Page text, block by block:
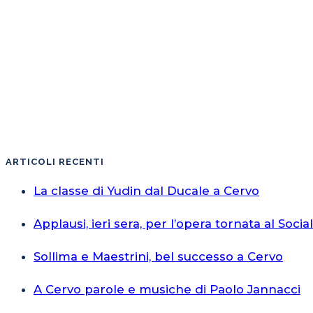
ARTICOLI RECENTI
La classe di Yudin dal Ducale a Cervo
Applausi, ieri sera, per l’opera tornata al
Sollima e Maestrini, bel successo a Cervo
A Cervo parole e musiche di Paolo Jannacci